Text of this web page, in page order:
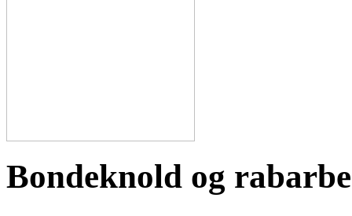
Bondeknold og